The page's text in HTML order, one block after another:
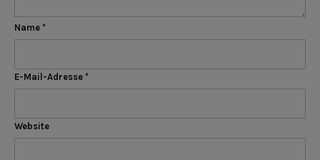
Name *
E-Mail-Adresse *
Website